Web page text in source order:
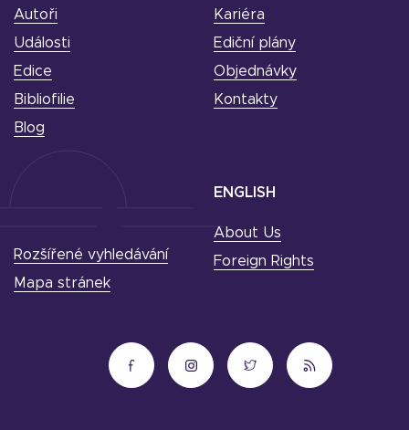
Autoři
Události
Edice
Bibliofilie
Blog
Kariéra
Ediční plány
Objednávky
Kontakty
ENGLISH
About Us
Foreign Rights
Rozšířené vyhledávání
Mapa stránek